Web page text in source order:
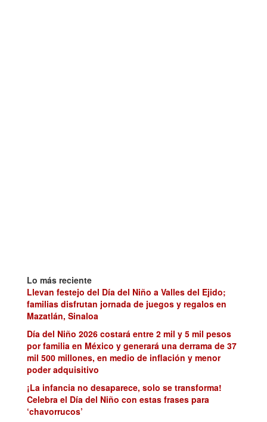
Lo más reciente
Llevan festejo del Día del Niño a Valles del Ejido;
familias disfrutan jornada de juegos y regalos en
Mazatlán, Sinaloa
Día del Niño 2026 costará entre 2 mil y 5 mil pesos
por familia en México y generará una derrama de 37
mil 500 millones, en medio de inflación y menor
poder adquisitivo
¡La infancia no desaparece, solo se transforma!
Celebra el Día del Niño con estas frases para
‘chavorrucos’